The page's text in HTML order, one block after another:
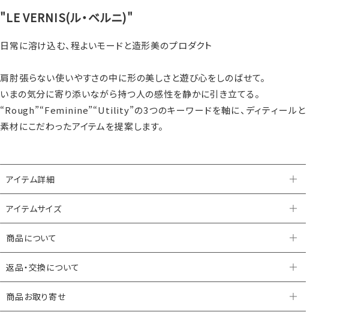
"LE VERNIS(ル・ベルニ)"
日常に溶け込む、程よいモードと造形美のプロダクト
肩肘張らない使いやすさの中に形の美しさと遊び心をしのばせて。
いまの気分に寄り添いながら持つ人の感性を静かに引き立てる。
“Rough”“Feminine”“Utility”の3つのキーワードを軸に、ディティールと
素材にこだわったアイテムを提案します。
アイテム詳細
アイテムサイズ
商品について
返品・交換について
商品お取り寄せ